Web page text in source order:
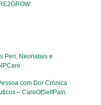
Peri, Neonatais e
com Dor Crónica
– CareOfSelfPain